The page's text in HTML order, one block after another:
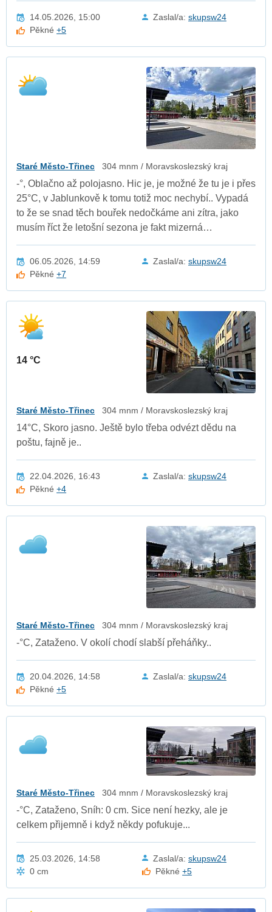
14.05.2026, 15:00 Zaslal/a: skupsw24
Pěkné+5
Staré Město-Třinec 304 mnm / Moravskoslezský kraj
-°, Oblačno až polojasno. Hic je, je možné že tu je i přes
25°C, v Jablunkově k tomu totiž moc nechybí.. Vypadá
to že se snad těch bouřek nedočkáme ani zítra, jako
musím říct že letošní sezona je fakt mizerná…
06.05.2026, 14:59 Zaslal/a: skupsw24
Pěkné+7
14 °C
Staré Město-Třinec 304 mnm / Moravskoslezský kraj
14°C, Skoro jasno. Ještě bylo třeba odvézt dědu na
poštu, fajně je..
22.04.2026, 16:43 Zaslal/a: skupsw24
Pěkné+4
Staré Město-Třinec 304 mnm / Moravskoslezský kraj
-°C, Zataženo. V okolí chodí slabší přeháňky..
20.04.2026, 14:58 Zaslal/a: skupsw24
Pěkné+5
Staré Město-Třinec 304 mnm / Moravskoslezský kraj
-°C, Zataženo, Sníh: 0 cm. Sice není hezky, ale je
celkem přijemně i když někdy pofukuje...
25.03.2026, 14:58 Zaslal/a: skupsw24
0 cm
Pěkné+5